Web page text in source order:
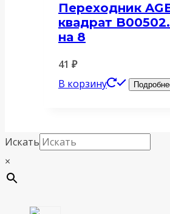
Переходник
квадрат
на 8
41 ₽
В корзину
Искать
×